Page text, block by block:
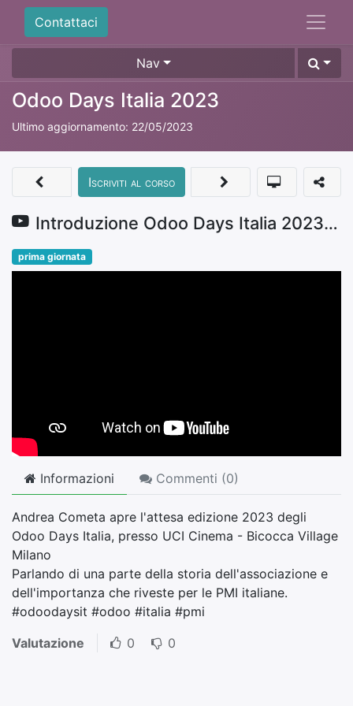
Contattaci
Nav
Odoo Days Italia 2023
Ultimo aggiornamento: 22/05/2023
Introduzione Odoo Days Italia 2023 a cura del Presidente Andrea Cometa
Iscriviti al corso
prima giornata
Informazioni Commenti (0)
Andrea Cometa apre l'attesa edizione 2023 degli
Odoo Days Italia, presso UCI Cinema - Bicocca Village
Milano
Parlando di una parte della storia dell'associazione e
dell'importanza che riveste per le PMI italiane.
#odoodaysit #odoo #italia #pmi
Valutazione
0 0